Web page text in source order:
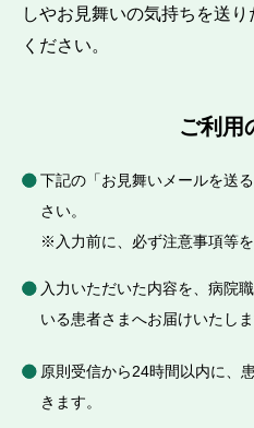
しやお見舞いの気持ちを送
ください。
ご利用
下記の「お見舞いメールを送
さい。
※入力前に、必ず注意事項等を
入力いただいた内容を、病院
いる患者さまへお届けいたしま
原則受信から24時間以内に、
きます。